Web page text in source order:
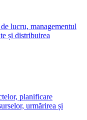
lucru, managementul
și distribuirea
planificare
urmărirea și